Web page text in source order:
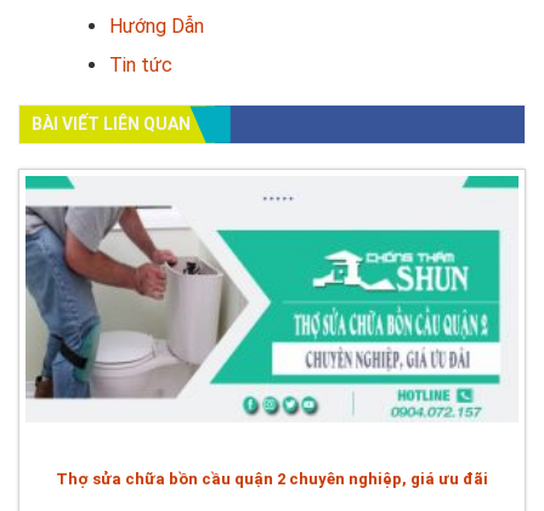
Hướng Dẫn
Tin tức
BÀI VIẾT LIÊN QUAN
Thợ sửa chữa bồn cầu quận 2 chuyên nghiệp, giá ưu đãi